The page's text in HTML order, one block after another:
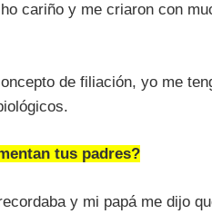
cariño y me criaron con
de filiación, yo me
tus padres?
y mi papá me dijo